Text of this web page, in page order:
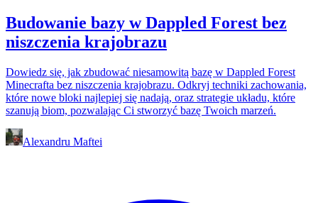
Budowanie bazy w Dappled Forest bez
niszczenia krajobrazu
Dowiedz się, jak zbudować niesamowitą bazę w Dappled Forest
Minecrafta bez niszczenia krajobrazu. Odkryj techniki zachowania,
które nowe bloki najlepiej się nadają, oraz strategie układu, które
szanują biom, pozwalając Ci stworzyć bazę Twoich marzeń.
Alexandru Maftei